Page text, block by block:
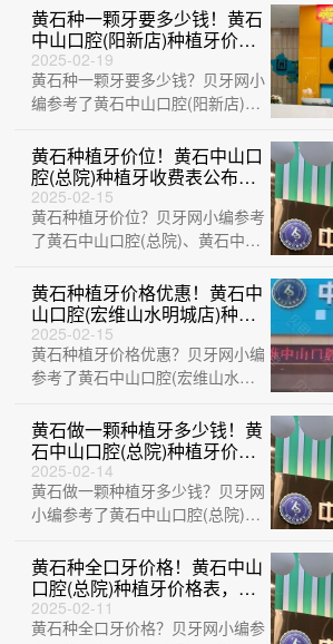
路店)···
黄石种一颗牙要多少钱！黄石
中山口腔(阳新店)种植牙价格
被打下来了，美国3i种植体：
10000元起/颗！
2025-02-19
黄石种一颗牙要多少钱？贝牙网小
编参考了黄石中山口腔(阳新店)、
诊所、黄···
黄石种植牙价位！黄石中山口
腔(总院)种植牙收费表公布，
德国费亚丹种植体：7439元
起/颗！
2025-02-15
黄石种植牙价位？贝牙网小编参考
了黄石中山口腔(总院)、黄石中山
腔、黄石···
黄石种植牙价格优惠！黄石中
山口腔(宏维山水明城店)种植
牙价格表参考，瑞典尼奥斯
neoss种植牙：8614元起/
颗！
2025-02-15
黄石种植牙价格优惠？贝牙网小编
参考了黄石中山口腔(宏维山水明
院店)、···
黄石做一颗种植牙多少钱！黄
石中山口腔(总院)种植牙价格
表，国产常州创英种植牙：
4766元起/颗！
2025-02-14
黄石做一颗种植牙多少钱？贝牙网
小编参考了黄石中山口腔(总院)、
玉新时···
黄石种全口牙价格！黄石中山
口腔(总院)种植牙价格表，国
产百康特种植牙：4772元起/
颗！
2025-02-11
黄石种全口牙价格？贝牙网小编参